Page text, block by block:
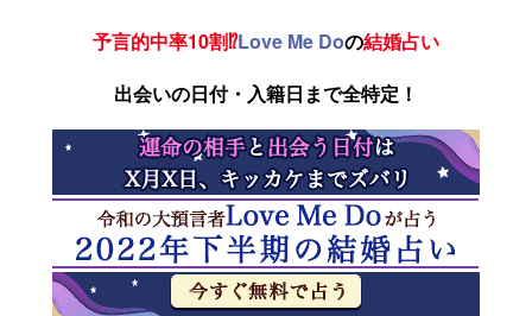
予言的中率10割⁉Love Me Doの結婚占い
出会いの日付・入籍日まで全特定！